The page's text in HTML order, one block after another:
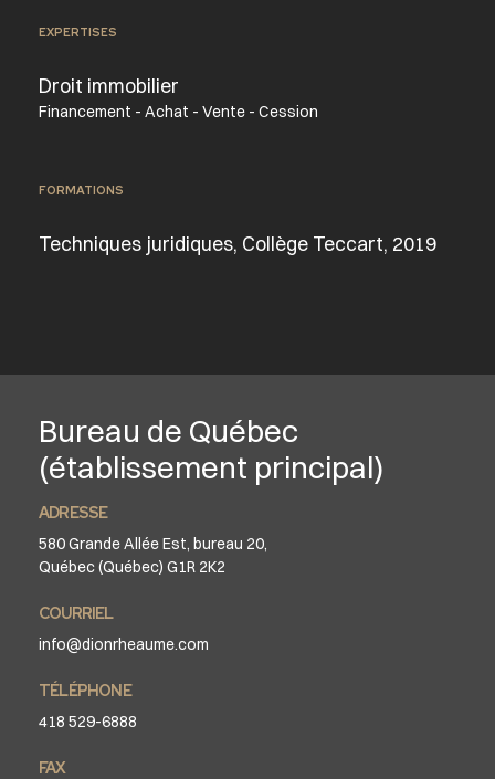
EXPERTISES
Droit immobilier
Financement - Achat - Vente - Cession
FORMATIONS
Techniques juridiques, Collège Teccart, 2019
Bureau de Québec
(établissement principal)
ADRESSE
580 Grande Allée Est, bureau 20,
Québec (Québec) G1R 2K2
COURRIEL
info@dionrheaume.com
TÉLÉPHONE
418 529-6888
FAX